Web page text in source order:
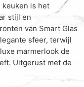
keuken is het
stijl en
van Smart Glas
sfeer, terwijl
marmerlook de
Uitgerust met de